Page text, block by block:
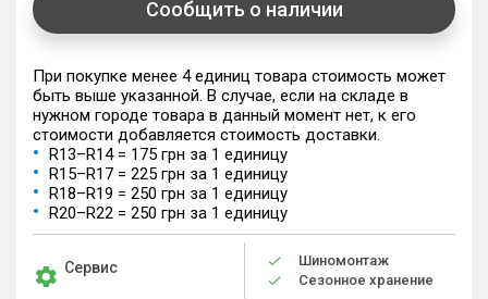
Сообщить о наличии
При покупке менее 4 единиц товара стоимость может
быть выше указанной. В случае, если на складе в
нужном городе товара в данный момент нет, к его
стоимости добавляется стоимость доставки.
R13–R14 = 175 грн за 1 единицу
R15–R17 = 225 грн за 1 единицу
R18–R19 = 250 грн за 1 единицу
R20–R22 = 250 грн за 1 единицу
Сервис
Шиномонтаж
Сезонное хранение